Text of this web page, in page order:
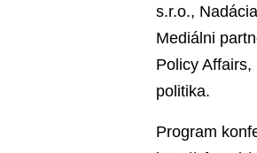
s.r.o.,
Mediálni
Policy
politika.
Program